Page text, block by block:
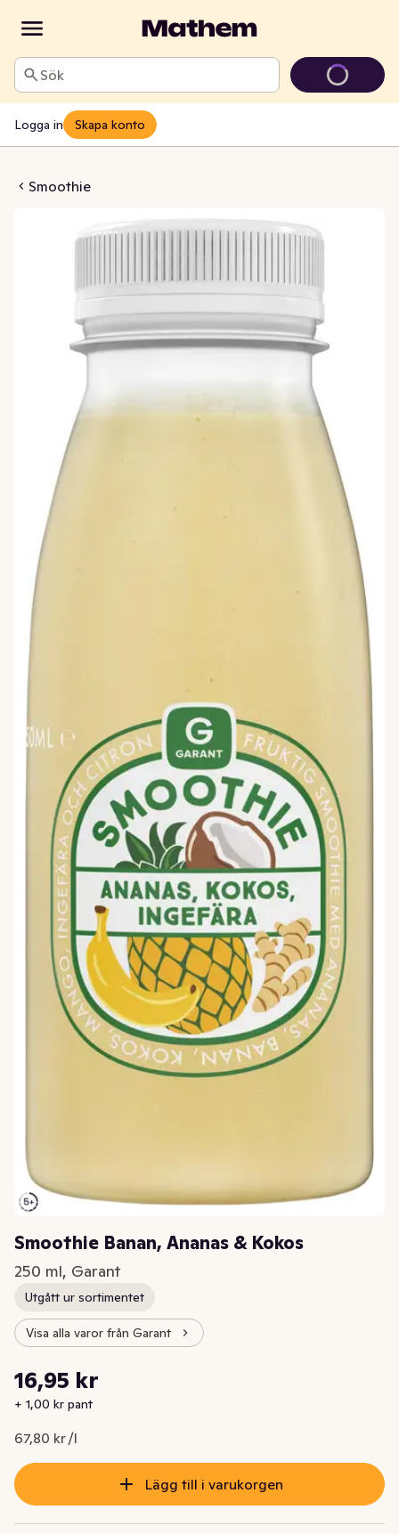
Sök
Logga in Skapa konto
Smoothie
Ananas & Kokos
Smoothie Banan, Ananas & Kokos
250 ml, Garant
Utgått ur sortimentet
Visa alla varor från Garant
Nuvarande pris är: 16,95 kr
16,95 kr
+ 1,00 kr pant
67,80 kr /l
Styckpris: 67,80 kr /l
Lägg till i varukorgen